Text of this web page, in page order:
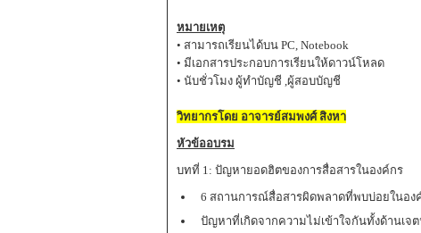
หมายเหตุ
• สามารถเรียนได้บน PC, Notebook
• มีเอกสารประกอบการเรียนให้ดาวน์โหลด
• นับชั่วโมง ผู้ทำบัญชี ,ผู้สอบบัญชี
วิทยากรโดย อาจารย์สมพงศ์ สิงหา
หัวข้ออบรม
บทที่ 1: ปัญหายอดฮิตของการสื่อสารในองค์กร
6 สถานการณ์สื่อสารผิดพลาดที่พบบ่อยในอง
ปัญหาที่เกิดจากความไม่เข้าใจกันทั้งด้านเจ